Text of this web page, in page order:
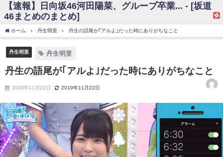
日向坂46まとめのまとめ / 【日向坂46】富田鈴花、次の事務所が決まって
そう！？
日向坂46まとめのまとめ / 【日向坂46】富田鈴花、次の事務所が決まって
そう！？
ハ！』ミーグリ日程がこちら
をピックアップ / 日向坂46卒業後初共演！佐々木久美さん、師匠オードリー若
林さんと再会した結果･･･【激レアさんを連れてきた。】
欅坂46/日向坂46まとめのまとめ / 『anan』の表紙の櫻坂46さん、多様性
欅坂46/日向坂46まとめのまとめ / 日向坂46より重大発表！！！！
日向坂46まとめのまとめ / 【朗報】増田三莉音さんの生足
wwwwwwwwwwww
日向坂46まとめのまとめ / 筒井あやめ、アレをチラリ。こういう偶然の方
が官能的だよな？
日向坂46まとめのまとめ / 【日向坂46】富田鈴花1st写真集の先行カット、
【速報】日向坂46河田陽菜、グループ卒業... - [坂道
46まとめのまとめ]
ホーム 丹生明里 丹生の語尾が｢アルよ｣だった時にありがちなこと
丹生明里 丹生明里
丹生の語尾が｢アルよ｣だった時にありがちなこと
2019年11月22日 2019年11月22日